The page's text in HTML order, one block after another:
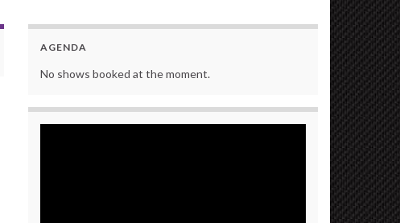
AGENDA
No shows booked at the moment.